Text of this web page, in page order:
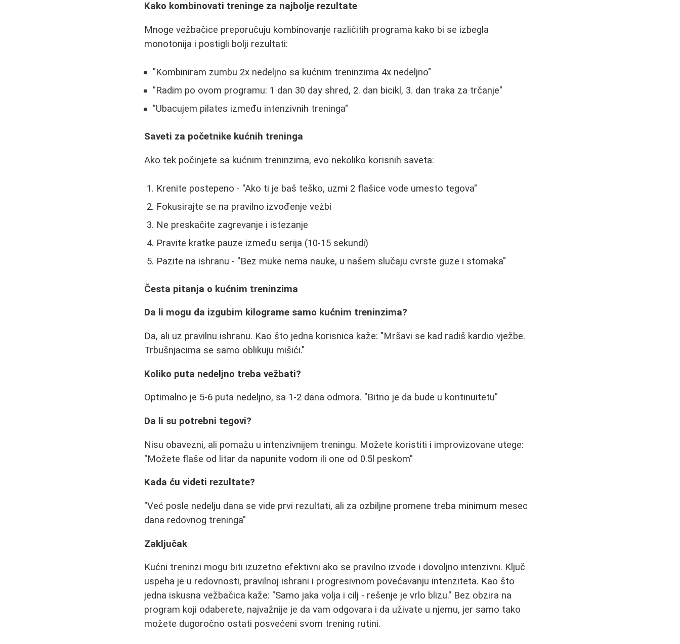
Kako kombinovati treninge za najbolje rezultate
Mnoge vežbačice preporučuju kombinovanje različitih programa kako bi se izbegla
monotonija i postigli bolji rezultati:
"Kombiniram zumbu 2x nedeljno sa kućnim treninzima 4x nedeljno"
"Radim po ovom programu: 1 dan 30 day shred, 2. dan bicikl, 3. dan traka za trčanje"
"Ubacujem pilates između intenzivnih treninga"
Saveti za početnike kućnih treninga
Ako tek počinjete sa kućnim treninzima, evo nekoliko korisnih saveta:
Krenite postepeno - "Ako ti je baš teško, uzmi 2 flašice vode umesto tegova"
Fokusirajte se na pravilno izvođenje vežbi
Ne preskačite zagrevanje i istezanje
Pravite kratke pauze između serija (10-15 sekundi)
Pazite na ishranu - "Bez muke nema nauke, u našem slučaju cvrste guze i stomaka"
Česta pitanja o kućnim treninzima
Da li mogu da izgubim kilograme samo kućnim treninzima?
Da, ali uz pravilnu ishranu. Kao što jedna korisnica kaže: "Mršavi se kad radiš kardio vježbe.
Trbušnjacima se samo oblikuju mišići."
Koliko puta nedeljno treba vežbati?
Optimalno je 5-6 puta nedeljno, sa 1-2 dana odmora. "Bitno je da bude u kontinuitetu"
Da li su potrebni tegovi?
Nisu obavezni, ali pomažu u intenzivnijem treningu. Možete koristiti i improvizovane utege:
"Možete flaše od litar da napunite vodom ili one od 0.5l peskom"
Kada ću videti rezultate?
"Već posle nedelju dana se vide prvi rezultati, ali za ozbiljne promene treba minimum mesec
dana redovnog treninga"
Zaključak
Kućni treninzi mogu biti izuzetno efektivni ako se pravilno izvode i dovoljno intenzivni. Ključ
uspeha je u redovnosti, pravilnoj ishrani i progresivnom povećavanju intenziteta. Kao što
jedna iskusna vežbačica kaže: "Samo jaka volja i cilj - rešenje je vrlo blizu." Bez obzira na
program koji odaberete, najvažnije je da vam odgovara i da uživate u njemu, jer samo tako
možete dugoročno ostati posvećeni svom trening rutini.